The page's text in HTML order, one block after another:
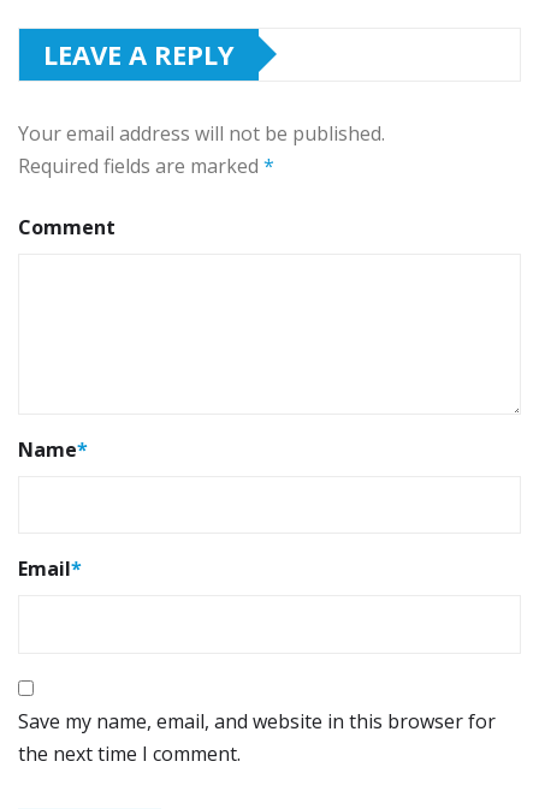
LEAVE A REPLY
Your email address will not be published.
Required fields are marked *
Comment
Name*
Email*
Save my name, email, and website in this browser for
the next time I comment.